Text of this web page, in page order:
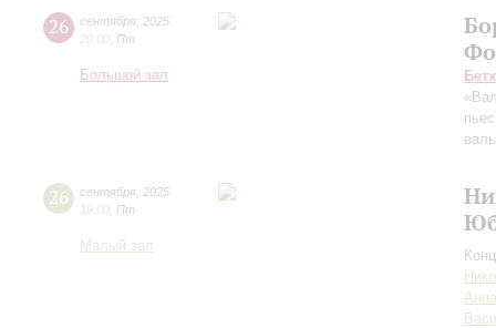
26 сентября 2025
20:00 Пт
Большой зал
26 сентября 2025
19:00 Пт
Малый зал